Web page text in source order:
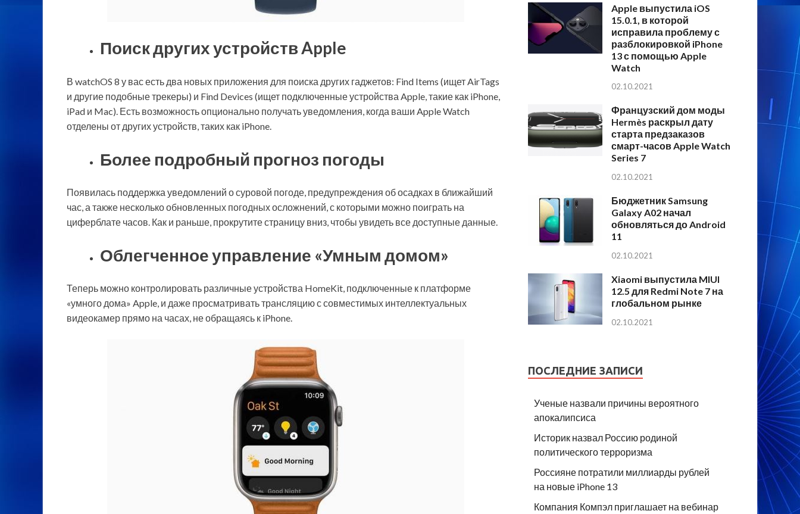
Поиск других устройств Apple
В watchOS 8 у вас есть два новых приложения для поиска других гаджетов: Find Items (ищет AirTags
и другие подобные трекеры) и Find Devices (ищет подключенные устройства Apple, такие как iPhone,
iPad и Mac). Есть возможность опционально получать уведомления, когда ваши Apple Watch
отделены от других устройств, таких как iPhone.
Более подробный прогноз погоды
Появилась поддержка уведомлений о суровой погоде, предупреждения об осадках в ближайший
час, а также несколько обновленных погодных осложнений, с которыми можно поиграть на
циферблате часов. Как и раньше, прокрутите страницу вниз, чтобы увидеть все доступные данные.
Облегченное управление «Умным домом»
Теперь можно контролировать различные устройства HomeKit, подключенные к платформе
«умного дома» Apple, и даже просматривать трансляцию с совместимых интеллектуальных
видеокамер прямо на часах, не обращаясь к iPhone.
Apple выпустила iOS
15.0.1, в которой
исправила проблему с
разблокировкой iPhone
13 с помощью Apple
Watch
02.10.2021
Французский дом моды
Hermès раскрыл дату
старта предзаказов
смарт-часов Apple Watch
Series 7
02.10.2021
Бюджетник Samsung
Galaxy A02 начал
обновляться до Android
11
02.10.2021
Xiaomi выпустила MIUI
12.5 для Redmi Note 7 на
глобальном рынке
02.10.2021
ПОСЛЕДНИЕ ЗАПИСИ
Ученые назвали причины вероятного
апокалипсиса
Историк назвал Россию родиной
политического терроризма
Россияне потратили миллиарды рублей
на новые iPhone 13
Компания Компэл приглашает на вебинар